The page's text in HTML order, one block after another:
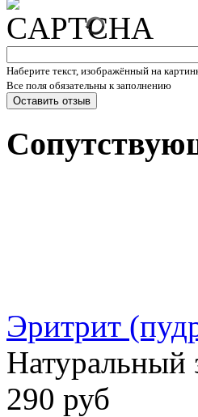
Наберите текст, изображённый на
Все поля обязательны к заполнению
Эритрит
Натуральный
290 руб